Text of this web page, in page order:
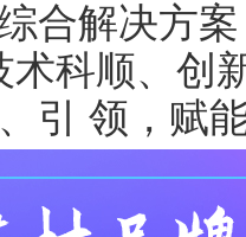
合解决方
术科顺、创
引 领，赋